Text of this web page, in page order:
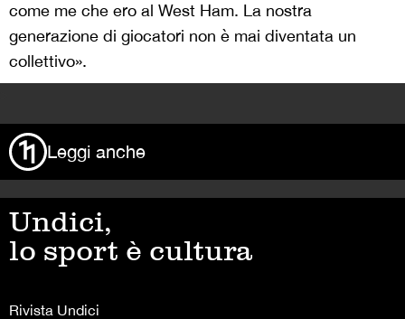
come me che ero al West Ham. La nostra
generazione di giocatori non è mai diventata un
collettivo».
Leggi anche
Undici,
lo sport è cultura
Rivista Undici